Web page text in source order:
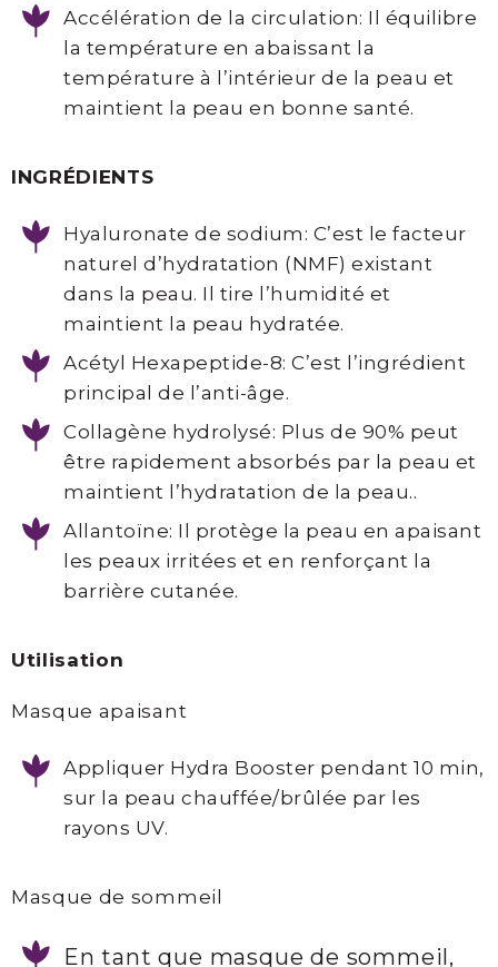
Accélération de la circulation: Il équilibre
la température en abaissant la
température à l’intérieur de la peau et
maintient la peau en bonne santé.
INGRÉDIENTS
Hyaluronate de sodium: C’est le facteur
naturel d’hydratation (NMF) existant
dans la peau. Il tire l’humidité et
maintient la peau hydratée.
Acétyl Hexapeptide-8: C’est l’ingrédient
principal de l’anti-âge.
Collagène hydrolysé: Plus de 90% peut
être rapidement absorbés par la peau et
maintient l’hydratation de la peau..
Allantoïne: Il protège la peau en apaisant
les peaux irritées et en renforçant la
barrière cutanée.
Utilisation
Masque apaisant
Appliquer Hydra Booster pendant 10 min,
sur la peau chauffée/brûlée par les
rayons UV.
Masque de sommeil
En tant que masque de sommeil,
Point
Beauté
Esthétique